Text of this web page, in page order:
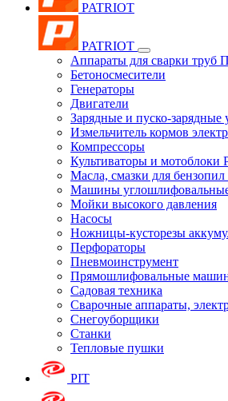
PATRIOT
PATRIOT
Аппараты для сварки труб
Бетоносмесители
Генераторы
Двигатели
Зарядные и пуско-зарядные
Измельчитель кормов
Компрессоры
Культиваторы и мотоблоки
Масла, смазки для бензопил
Машины
Мойки высокого давления
Насосы
Ножницы-кусторезы
Перфораторы
Пневмоинструмент
Прямошлифовальные
Садовая техника
Сварочные аппараты,
Снегоуборщики
Станки
Тепловые пушки
PIT